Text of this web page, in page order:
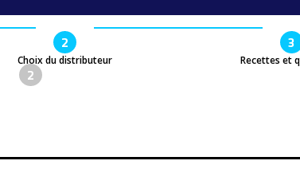
2
Choix du distributeur
3
Recettes et
2